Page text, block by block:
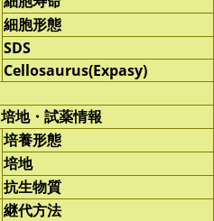
細胞形態
SDS
Cellosaurus(Expasy)
培地・試薬情報
培養形態
培地
抗生物質
継代方法